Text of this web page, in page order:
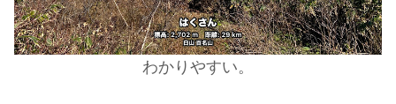
わかりやすい。